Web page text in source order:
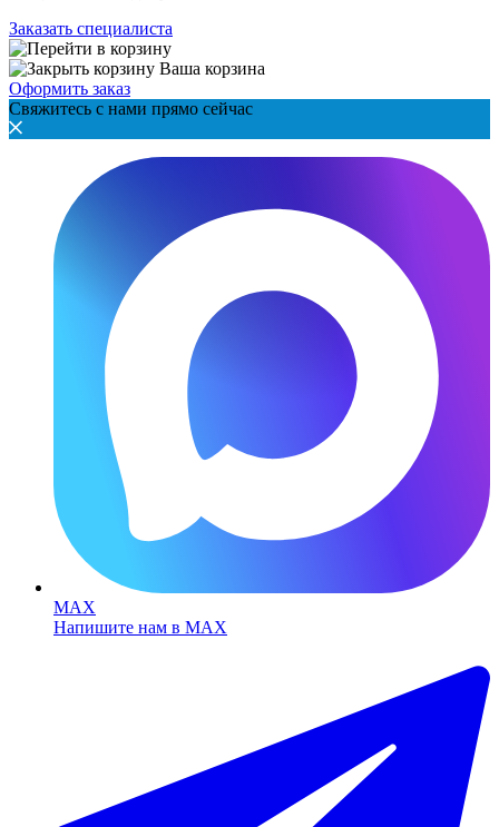
Заказать специалиста
Ваша корзина
Оформить заказ
Свяжитесь с нами прямо сейчас
MAX
Напишите нам в MAX